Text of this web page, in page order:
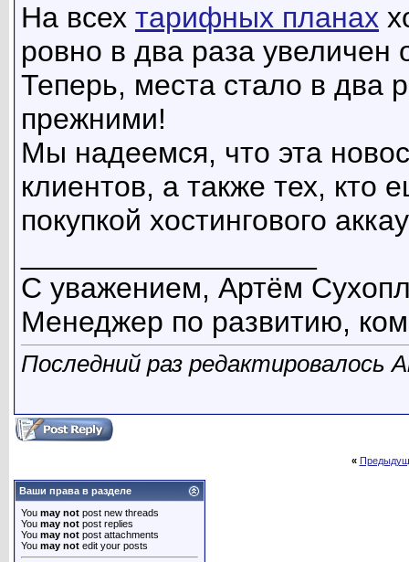
На всех тарифных планах
ровно в два раза увеличен
Теперь, места стало в два
прежними!
Мы надеемся, что эта
клиентов, а также тех, кто
покупкой хостингового
С уважением, Артём
Менеджер по развитию,
Последний раз редактировалось
«
Ваши права в разделе
You may not post new threads
You may not post replies
You may not post attachments
You may not edit your posts